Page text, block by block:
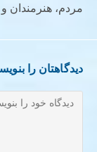
مردم، هنرمندان
دیدگاهتان را